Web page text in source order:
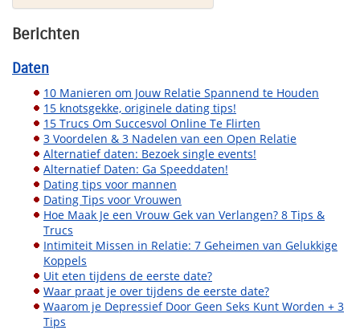
Berichten
Daten
10 Manieren om Jouw Relatie Spannend te Houden
15 knotsgekke, originele dating tips!
15 Trucs Om Succesvol Online Te Flirten
3 Voordelen & 3 Nadelen van een Open Relatie
Alternatief daten: Bezoek single events!
Alternatief Daten: Ga Speeddaten!
Dating tips voor mannen
Dating Tips voor Vrouwen
Hoe Maak Je een Vrouw Gek van Verlangen? 8 Tips &
Trucs
Intimiteit Missen in Relatie: 7 Geheimen van Gelukkige
Koppels
Uit eten tijdens de eerste date?
Waar praat je over tijdens de eerste date?
Waarom je Depressief Door Geen Seks Kunt Worden + 3
Tips